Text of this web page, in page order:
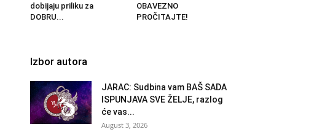
dobijaju priliku za
DOBRU...
OBAVEZNO
PROČITAJTE!
Izbor autora
JARAC: Sudbina vam BAŠ SADA
ISPUNJAVA SVE ŽELJE, razlog
će vas...
August 3, 2026